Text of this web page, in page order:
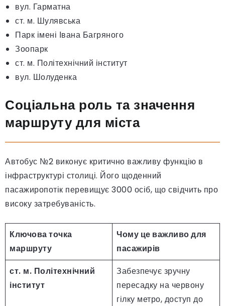
вул. Гарматна
ст. м. Шулявська
Парк імені Івана Багряного
Зоопарк
ст. м. Політехнічний інститут
вул. Шолуденка
Соціальна роль та значення
маршруту для міста
Автобус №2 виконує критично важливу функцію в
інфраструктурі столиці. Його щоденний
пасажиропотік перевищує 3000 осіб, що свідчить про
високу затребуваність.
Ключова точка
маршруту
Чому це важливо для
пасажирів
ст. м. Політехнічний
інститут
Забезпечує зручну
пересадку на червону
гілку метро, доступ до